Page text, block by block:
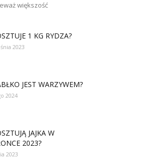
większość
1 KG RYDZA?
2023
JEST WARZYWEM?
2024
JAJKA W
2023?
2023